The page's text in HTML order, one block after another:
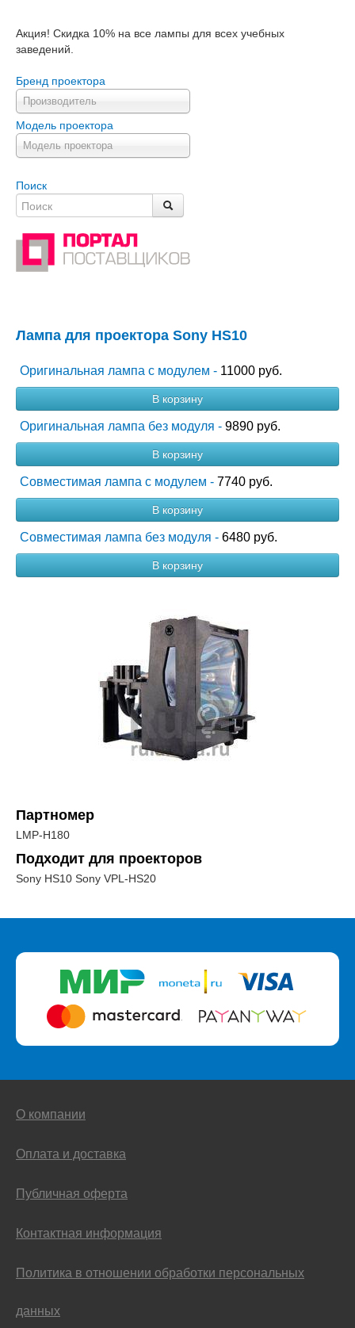
Акция! Скидка 10% на все лампы для всех учебных
заведений.
Бренд проектора
Производитель
Модель проектора
Модель проектора
Поиск
Лампа для проектора Sony HS10
Оригинальная лампа с модулем - 11000 руб.
В корзину
Оригинальная лампа без модуля - 9890 руб.
В корзину
Совместимая лампа с модулем - 7740 руб.
В корзину
Совместимая лампа без модуля - 6480 руб.
В корзину
Партномер
LMP-H180
Подходит для проекторов
Sony HS10 Sony VPL-HS20
О компании
Оплата и доставка
Публичная оферта
Контактная информация
Политика в отношении обработки персональных
данных